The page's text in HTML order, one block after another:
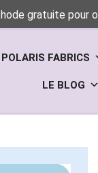
gratuite pour
POLARIS FABRICS
LE BLOG